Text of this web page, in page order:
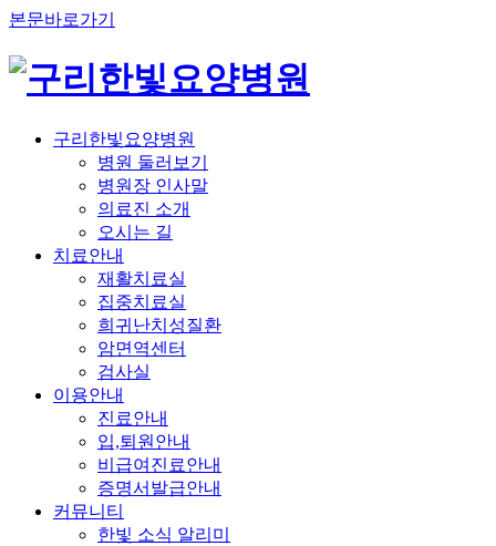
본문바로가기
구리한빛요양병원
병원 둘러보기
병원장 인사말
의료진 소개
오시는 길
치료안내
재활치료실
집중치료실
희귀난치성질환
암면역센터
검사실
이용안내
진료안내
입,퇴원안내
비급여진료안내
증명서발급안내
커뮤니티
한빛 소식 알리미